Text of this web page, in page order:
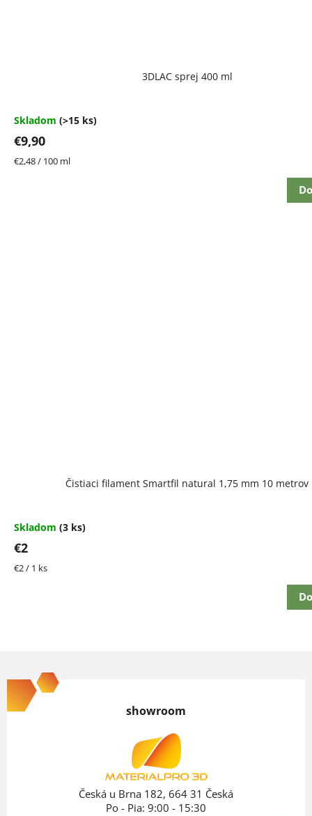
3DLAC sprej 400 ml
4,7
5
hviezdičiek.
Skladom (>15 ks)
€9,90
Jednotková
€2,48 / 100 ml
Čistiaci filament Smartfil natural 1,75 mm 10 metrov
Skladom (3 ks)
€2
Jednotková
€2 / 1 ks
á
p
showroom
Česká u Brna 182, 664 31 Česká
Po - Pia: 9:00 - 15:30